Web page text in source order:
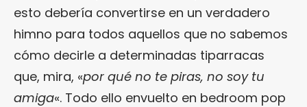
esto debería convertirse en un verdadero
himno para todos aquellos que no sabemos
cómo decirle a determinadas tiparracas
que, mira, «por qué no te piras, no soy tu
amiga«. Todo ello envuelto en bedroom pop